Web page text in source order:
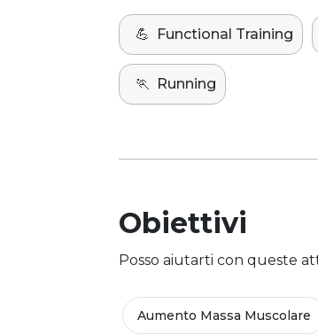
💪 Functional Training
🏃 Running
Obiettivi
Posso aiutarti con queste
Aumento Massa Muscolare